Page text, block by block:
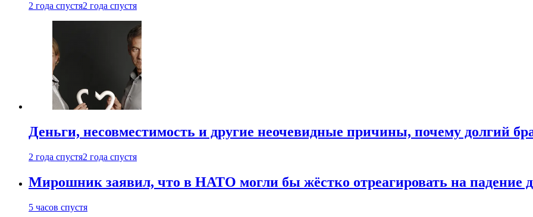
2 года спустя2 года спустя
Деньги, несовместимость и другие неочевидные причины, почему долгий
2 года спустя2 года спустя
Мирошник заявил, что в НАТО могли бы жёстко отреагировать на падение
5 часов спустя